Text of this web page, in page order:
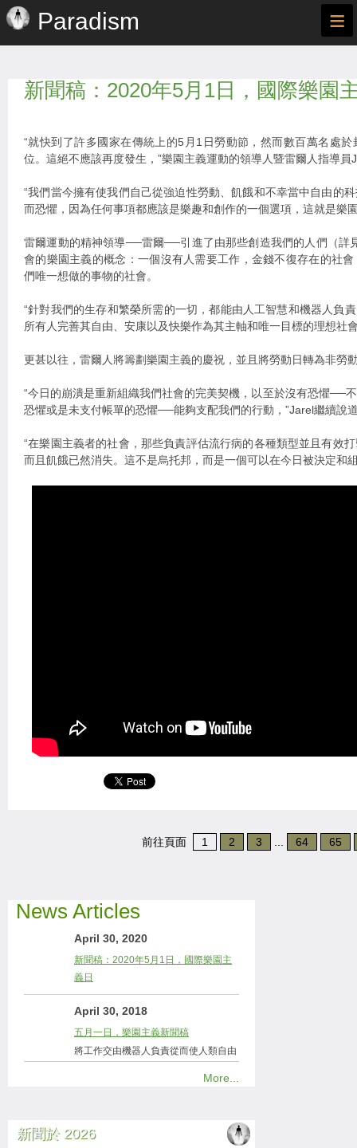
Paradism ≡
新聞稿：2020年5月1日，國際樂園
“就快到了許多國家在傳統上的5月1日勞動節，然而數百萬名處
位。這絕不應該再度發生，”樂園主義運動的領導人暨雷爾人指導員
“我們當今擁有使我們自己從強迫性勞動、飢餓和不幸當中自由的
而恐懼，因為任何事項都應該是樂趣和創作的一個選項，這就是樂
雷爾運動的精神領導──雷爾──引進了由那些創造我們的人們（詳
會的樂園主義的概念：一個沒有人需要工作，金錢不復存在的社
們唯一想做的事物的社會。
“針對我們的生存和繁榮所需的一切，都能由人工智慧和機器人負
所有人完善其自由、安康以及快樂作為其主軸和唯一目標的理想社
更甚以往，雷爾人將籌劃樂園主義的慶祝，並且將勞動日轉為非勞
“今日的崩潰是重新組織我們社會的完美契機，以至於沒有恐懼──
恐懼或是未支付帳單的恐懼──能夠支配我們的行動，”Jarel繼續說
“在樂園主義者的社會，那些負責評估流行病的各種類型並且有效
而且飢餓已然消失。這不是烏托邦，而是一個可以在今日被決定和
前往頁面 1 2 3 64 65
News Articles
April 30, 2020
新聞稿：2020年5月1日，國際樂園主
義日
April 30, 2018
五月一日，樂園主義新聞稿
將工作交由機器人負責從而使人類自由
More...
新聞於 2026